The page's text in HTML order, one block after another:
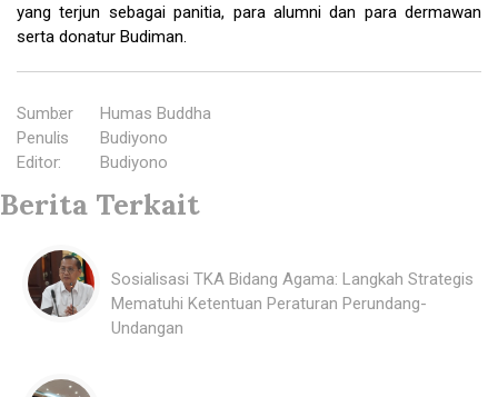
yang terjun sebagai panitia, para alumni dan para dermawan
serta donatur Budiman.
Sumber
:
Humas Buddha
Penulis
:
Budiyono
Editor: Budiyono
Berita Terkait
Sosialisasi TKA Bidang Agama: Langkah Strategis
Mematuhi Ketentuan Peraturan Perundang-
Undangan